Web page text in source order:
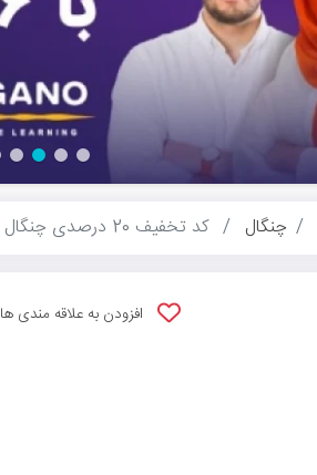
چنگال کد تخفیف 20 درصدی چنگال
افزودن به علاقه مندی ها